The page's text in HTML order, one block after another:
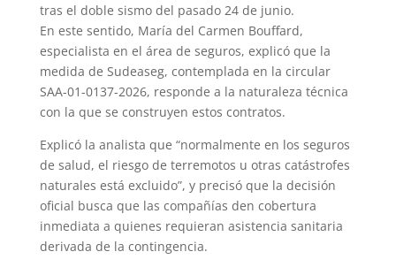
tras el doble sismo del pasado 24 de junio.
En este sentido, María del Carmen Bouffard,
especialista en el área de seguros, explicó que la
medida de Sudeaseg, contemplada en la circular
SAA-01-0137-2026, responde a la naturaleza técnica
con la que se construyen estos contratos.
Explicó la analista que “normalmente en los seguros
de salud, el riesgo de terremotos u otras catástrofes
naturales está excluido”, y precisó que la decisión
oficial busca que las compañías den cobertura
inmediata a quienes requieran asistencia sanitaria
derivada de la contingencia.